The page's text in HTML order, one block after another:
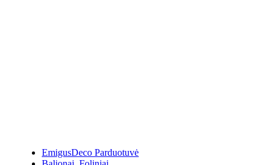
EmigusDeco Parduotuvė